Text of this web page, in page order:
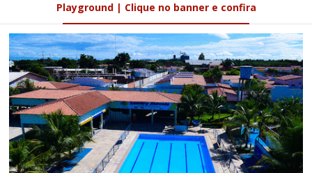
Playground | Clique no banner e confira